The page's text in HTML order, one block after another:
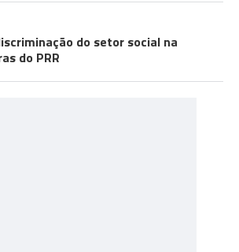
do setor social na
do PRR